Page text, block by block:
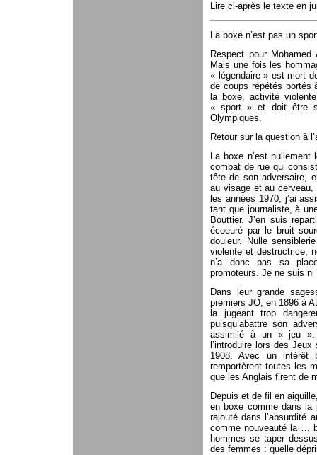
Lire ci-après le texte en
La boxe n’est pas un
Respect pour
Mais une fois les
« légendaire » est mort
de coups répétés portés
la boxe, activité
« sport » et doit être
Olympiques.
Retour sur la question à
La boxe n’est
combat de rue qui
tête de son adversaire,
au visage et au cerveau,
les années 1970, j’ai
tant que journaliste, à
Bouttier. J’en suis
écoeuré par le bruit
douleur. Nulle
violente et destructrice,
n’a donc pas sa
promoteurs. Je ne suis
Dans leur grande
premiers JO, en 1896 à
la jugeant trop
puisqu’abattre son
assimilé à un « jeu ».
l’introduire lors des
1908. Avec un intérêt
remportèrent toutes les
que les Anglais firent de
Depuis et de fil en
en boxe comme dans la
rajouté dans l’absurdité
comme nouveauté la …
hommes se taper
des femmes : quelle